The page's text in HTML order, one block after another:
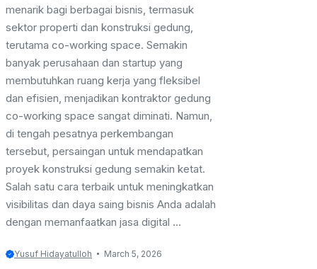
menarik bagi berbagai bisnis, termasuk
sektor properti dan konstruksi gedung,
terutama co-working space. Semakin
banyak perusahaan dan startup yang
membutuhkan ruang kerja yang fleksibel
dan efisien, menjadikan kontraktor gedung
co-working space sangat diminati. Namun,
di tengah pesatnya perkembangan
tersebut, persaingan untuk mendapatkan
proyek konstruksi gedung semakin ketat.
Salah satu cara terbaik untuk meningkatkan
visibilitas dan daya saing bisnis Anda adalah
dengan memanfaatkan jasa digital ...
Yusuf Hidayatulloh March 5, 2026